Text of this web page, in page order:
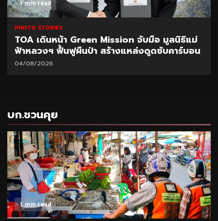
1 min read
PHOTO STORIES
TOA เดินหน้า Green Mission จับมือ มูลนิธิแม่
ฟ้าหลวงฯ ฟื้นฟูผืนป่า สร้างแหล่งดูดซับคาร์บอน
04/08/2026
บก.ชวนคุย
1 min read